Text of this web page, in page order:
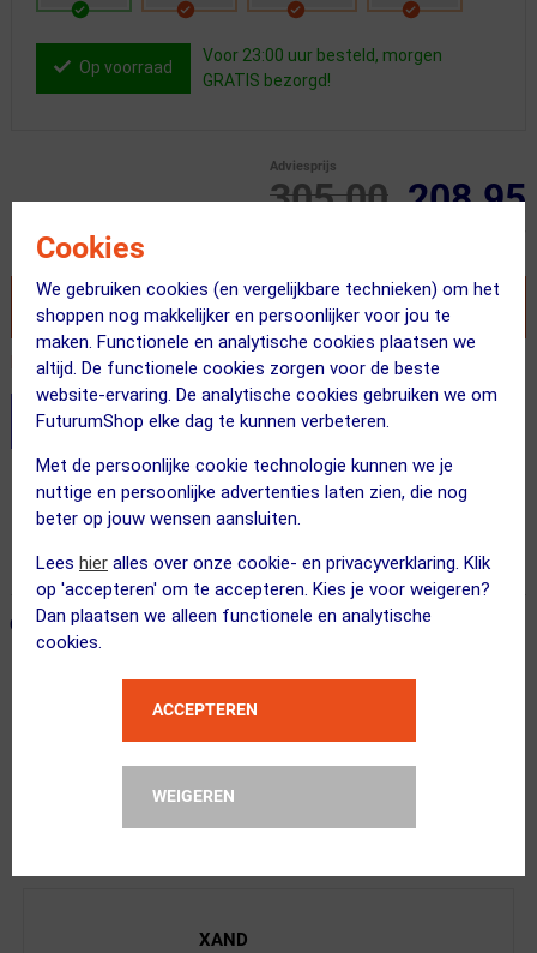
Cookies
We gebruiken cookies (en vergelijkbare technieken) om het
shoppen nog makkelijker en persoonlijker voor jou te
maken. Functionele en analytische cookies plaatsen we
altijd. De functionele cookies zorgen voor de beste
website-ervaring. De analytische cookies gebruiken we om
FuturumShop elke dag te kunnen verbeteren.
Met de persoonlijke cookie technologie kunnen we je
nuttige en persoonlijke advertenties laten zien, die nog
beter op jouw wensen aansluiten.
Lees hier alles over onze cookie- en privacyverklaring. Klik
op 'accepteren' om te accepteren. Kies je voor weigeren?
Dan plaatsen we alleen functionele en analytische
cookies.
ACCEPTEREN
WEIGEREN
Op voorraad
Voor 23:00 uur besteld, morgen
GRATIS bezorgd!
305.00
Adviesprijs
208.95
VOEG TOE AAN WINKELWAGEN
Recent besteld door 2 klanten! Bestel ook snel!
Stel je productvragen aan onze AI assistent
Gratis bezorging & retourneren
Voor 23:00 uur besteld, morgen in huis
365 dagen retourrecht
← Terug naar productnavigatie
ONZE AANBEVOLEN COMBINATIE
SRAM
Force 1x E1 XPLR DUB Wide Direct Mo...
XAND